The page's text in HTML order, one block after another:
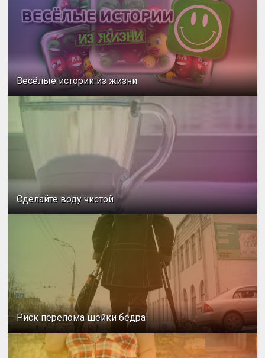
Весёлые истории из жизни
Сделайте воду чистой
Риск перелома шейки бедра